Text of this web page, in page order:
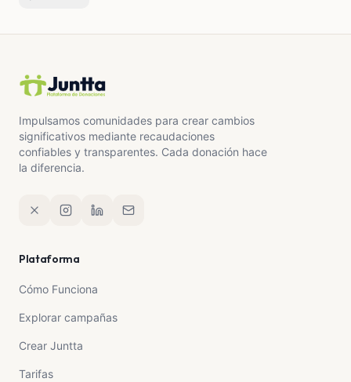
Gracias de corazón por sumarte. 💚
Impulsamos comunidades para crear cambios
significativos mediante recaudaciones
confiables y transparentes. Cada donación hace
la diferencia.
Plataforma
Cómo Funciona
Explorar campañas
Crear Juntta
Tarifas